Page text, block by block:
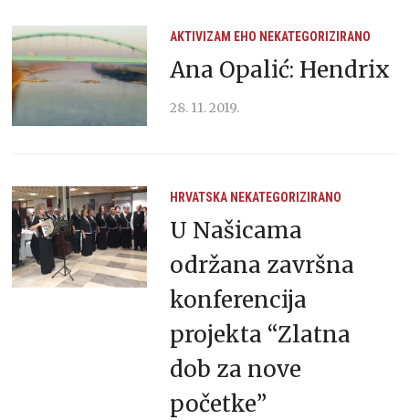
AKTIVIZAM EHO NEKATEGORIZIRANO
Ana Opalić: Hendrix
28. 11. 2019.
HRVATSKA NEKATEGORIZIRANO
U Našicama
održana završna
konferencija
projekta “Zlatna
dob za nove
početke”